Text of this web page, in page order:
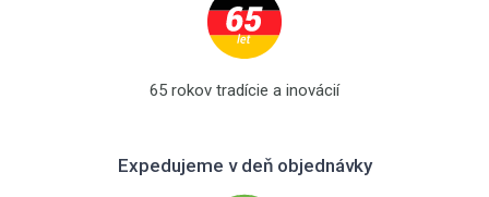
65 rokov tradície a inovácií
Expedujeme v deň objednávky